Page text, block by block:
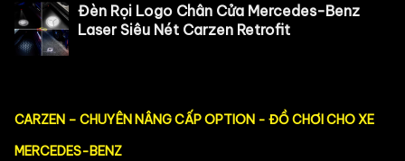
Đèn Rọi Logo Chân Cửa Mercedes-Benz
Laser Siêu Nét Carzen Retrofit
CARZEN – CHUYÊN NÂNG CẤP OPTION - ĐỒ CHƠI CHO XE
MERCEDES-BENZ